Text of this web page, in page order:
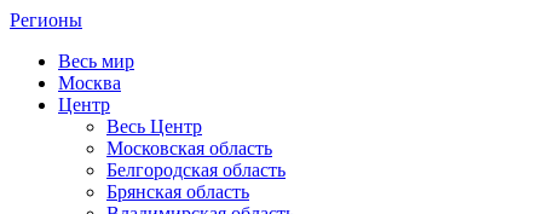
Регионы
Весь мир
Москва
Центр
Весь Центр
Московская область
Белгородская область
Брянская область